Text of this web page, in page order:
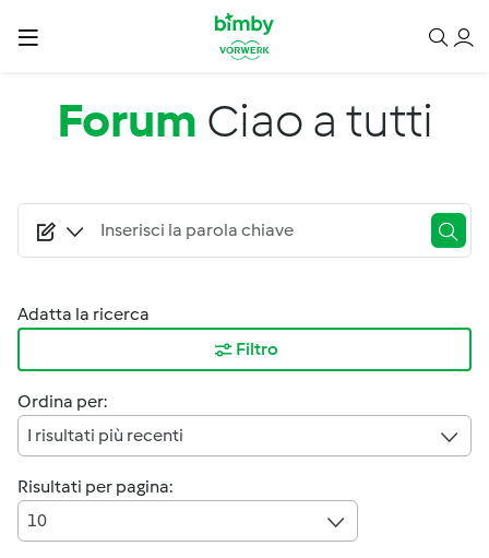
Salta al contenuto principale
Forum Ciao a tutti
Adatta la ricerca
Filtro
Ordina per:
I risultati più recenti
Risultati per pagina:
10